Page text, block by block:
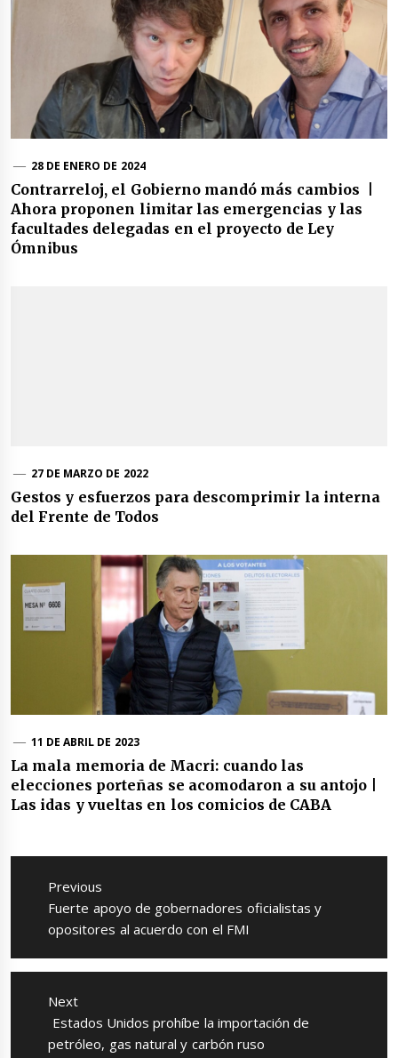
28 DE ENERO DE 2024
Contrarreloj, el Gobierno mandó más cambios |
Ahora proponen limitar las emergencias y las
facultades delegadas en el proyecto de Ley
Ómnibus
27 DE MARZO DE 2022
Gestos y esfuerzos para descomprimir la interna
del Frente de Todos
11 DE ABRIL DE 2023
La mala memoria de Macri: cuando las
elecciones porteñas se acomodaron a su antojo |
Las idas y vueltas en los comicios de CABA
Navegación
entradas
Previous
Previous
post:
Fuerte apoyo de gobernadores oficialistas y
opositores al acuerdo con el FMI
Next
Next
post:
Estados Unidos prohíbe la importación de
petróleo, gas natural y carbón ruso